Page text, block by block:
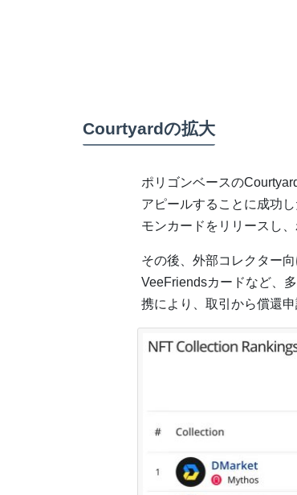
Courtyardの拡大
ポリゴンベースの
アピールすることに成功
モンカードをリリースし、
その後、外部コレクター
VeeFriendsカードなど、
携により、取引から償還